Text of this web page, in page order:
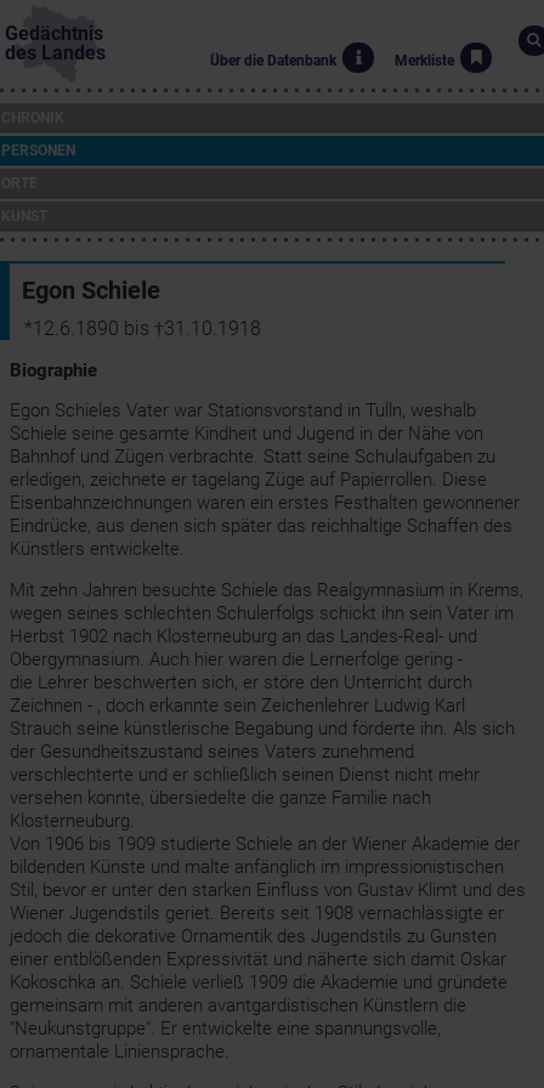
Gedächtnis
des Landes
Über die Datenbank Merkliste
PERSONEN
Egon Schiele
*12.6.1890 bis †31.10.1918
Biographie
Egon Schieles Vater war Stationsvorstand in Tulln, weshalb
Schiele seine gesamte Kindheit und Jugend in der Nähe von
Bahnhof und Zügen verbrachte. Statt seine Schulaufgaben zu
erledigen, zeichnete er tagelang Züge auf Papierrollen. Diese
Eisenbahnzeichnungen waren ein erstes Festhalten gewonnener
Eindrücke, aus denen sich später das reichhaltige Schaffen des
Künstlers entwickelte.
Mit zehn Jahren besuchte Schiele das Realgymnasium in Krems,
wegen seines schlechten Schulerfolgs schickt ihn sein Vater im
Herbst 1902 nach Klosterneuburg an das Landes-Real- und
Obergymnasium. Auch hier waren die Lernerfolge gering -
die Lehrer beschwerten sich, er störe den Unterricht durch
Zeichnen - , doch erkannte sein Zeichenlehrer Ludwig Karl
Strauch seine künstlerische Begabung und förderte ihn. Als sich
der Gesundheitszustand seines Vaters zunehmend
verschlechterte und er schließlich seinen Dienst nicht mehr
versehen konnte, übersiedelte die ganze Familie nach
Klosterneuburg.
Von 1906 bis 1909 studierte Schiele an der Wiener Akademie der
bildenden Künste und malte anfänglich im impressionistischen
Stil, bevor er unter den starken Einfluss von Gustav Klimt und des
Wiener Jugendstils geriet. Bereits seit 1908 vernachlässigte er
jedoch die dekorative Ornamentik des Jugendstils zu Gunsten
einer entblößenden Expressivität und näherte sich damit Oskar
Kokoschka an. Schiele verließ 1909 die Akademie und gründete
gemeinsam mit anderen avantgardistischen Künstlern die
"Neukunstgruppe". Er entwickelte eine spannungsvolle,
ornamentale Liniensprache.